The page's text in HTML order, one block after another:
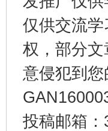
仅供交流
权，部分
意侵犯到
投稿邮箱千年窑火